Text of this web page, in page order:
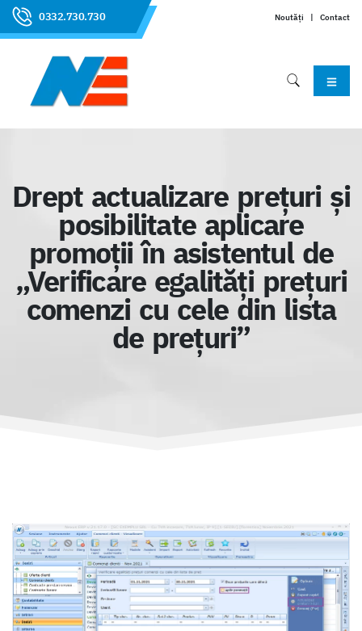
0332.730.730 Noutăți | Contact
Drept actualizare prețuri și
posibilitate aplicare
promoții în asistentul de
„Verificare egalități prețuri
comenzi cu cele din lista
de prețuri”